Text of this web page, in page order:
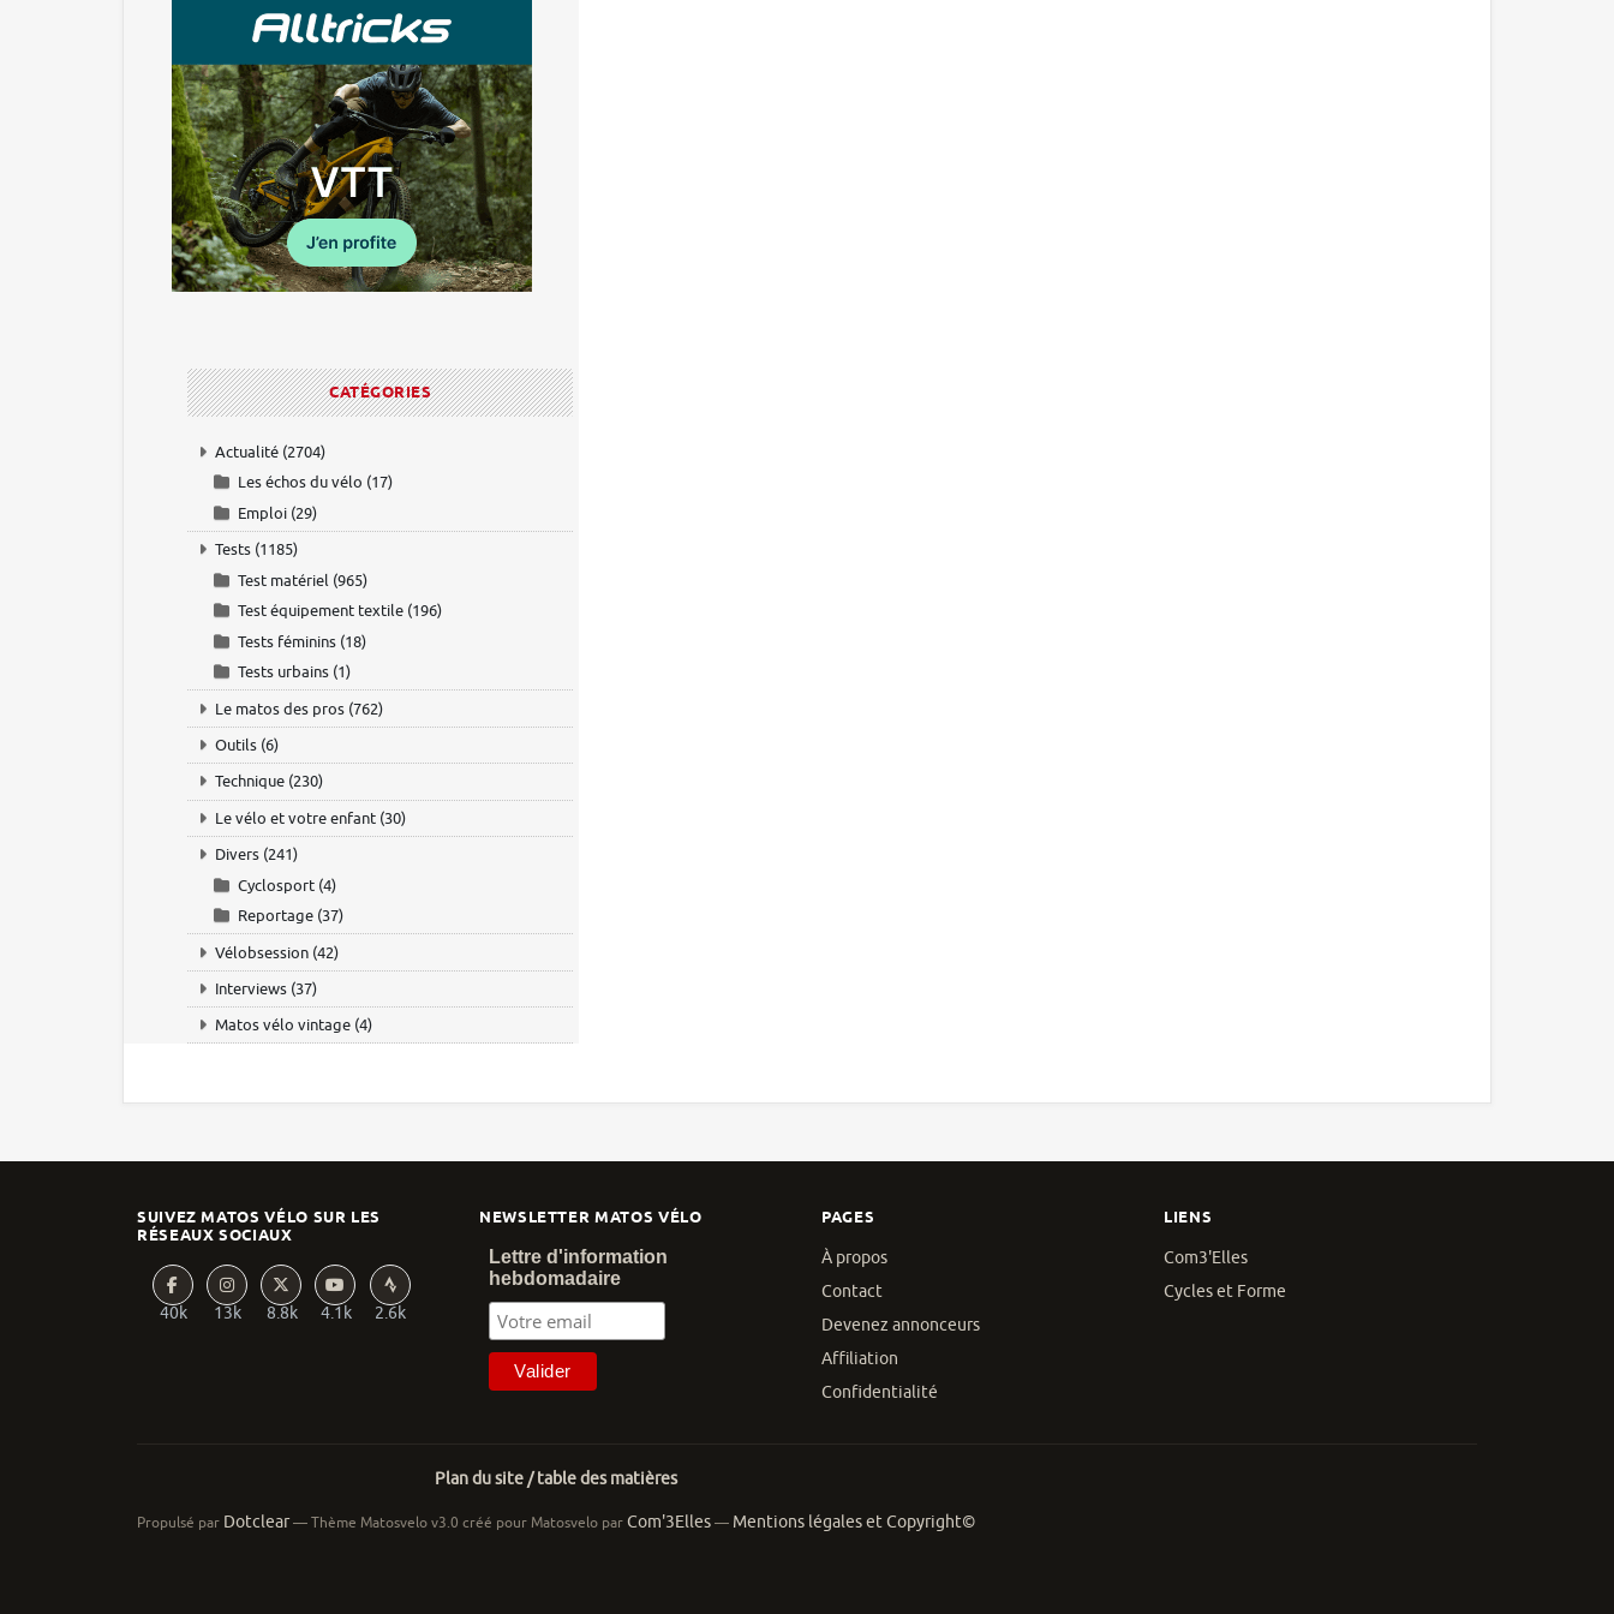
CATÉGORIES
Actualité (2704)
Les échos du vélo (17)
Emploi (29)
Tests (1185)
Test matériel (965)
Test équipement textile (196)
Tests féminins (18)
Tests urbains (1)
Le matos des pros (762)
Outils (6)
Technique (230)
Le vélo et votre enfant (30)
Divers (241)
Cyclosport (4)
Reportage (37)
Vélobsession (42)
Interviews (37)
Matos vélo vintage (4)
PAGES
À propos
Contact
Devenez annonceurs
Affiliation
Confidentialité
NEWSLETTER MATOS VÉLO
Lettre d'information
hebdomadaire
SUIVEZ MATOS VÉLO SUR LES
RÉSEAUX SOCIAUX
40k 13k 8.8k 4.1k 2.6k
LIENS
Com3'Elles
Cycles et Forme
Plan du site / table des matières
Propulsé par Dotclear— Thème Matosvelo v3.0 créé pour Matosvelo parCom'3Elles— Mentions légales et Copyright©